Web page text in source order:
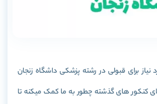
نیاز برای قبولی در رشته پزشکی داشگاه زنجان
کنکور های گذشته چطور به ما کمک میکنه تا